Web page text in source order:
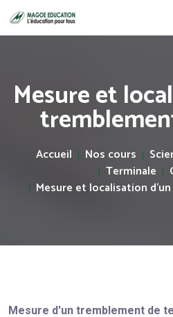
Mesure et
Accueil Nos cours
Terminale
Mesure et localisation
Mesure d'un tremblement de